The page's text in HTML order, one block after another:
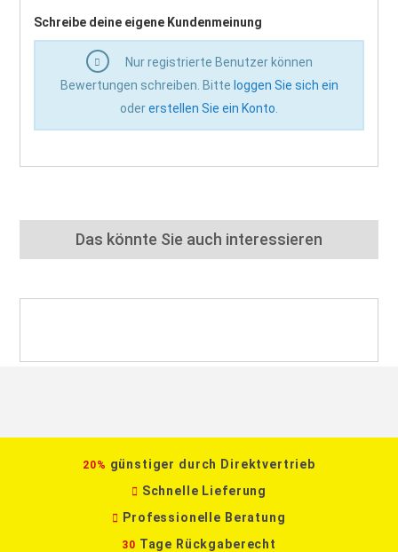
Schreibe deine eigene Kundenmeinung
Nur registrierte Benutzer können
Bewertungen schreiben. Bitte loggen Sie sich ein
odererstellen Sie ein Konto.
Das könnte Sie auch interessieren
20% günstiger durch Direktvertrieb
Schnelle Lieferung
Professionelle Beratung
30 Tage Rückgaberecht